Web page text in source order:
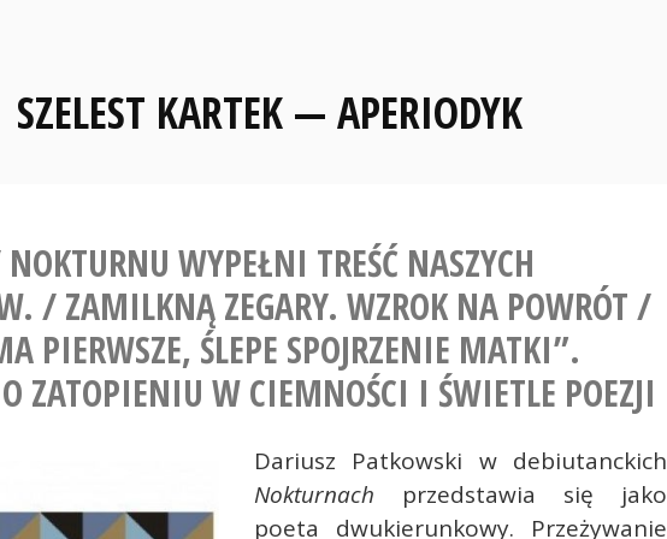
SZELEST KARTEK — APERIODYK
WYPEŁNI TREŚĆ NASZYCH
/ ZAMILKNĄ ZEGARY. WZROK NA POWRÓT /
PIERWSZE, ŚLEPE SPOJRZENIE MATKI”.
ZATOPIENIU W CIEMNOŚCI I ŚWIETLE POEZJI
Dariusz Patkowski w debiutanckich
Nokturnach przedstawia się jako
poeta dwukierunkowy. Przeżywanie